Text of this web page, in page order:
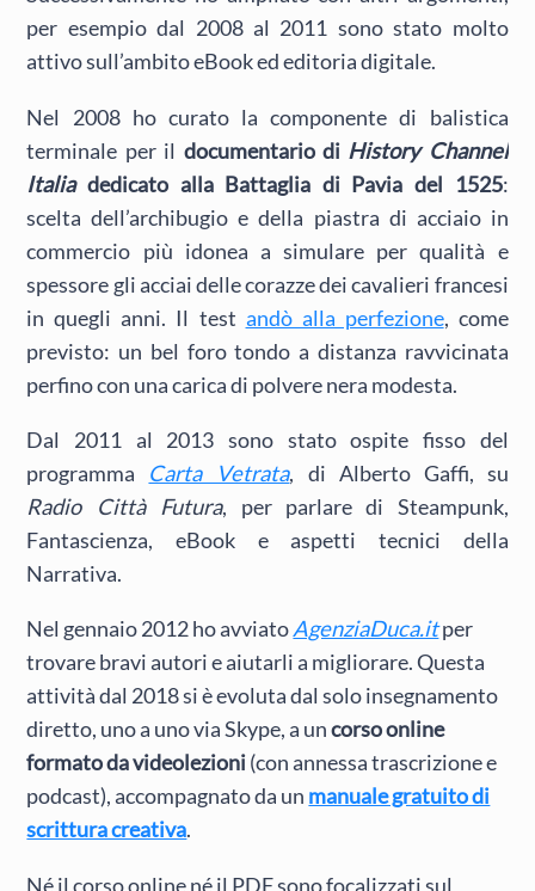
per esempio dal 2008 al 2011 sono stato molto
attivo sull’ambito eBook ed editoria digitale.
Nel 2008 ho curato la componente di balistica
terminale per il documentario di History Channel
Italiadedicato alla Battaglia di Pavia del 1525:
scelta dell’archibugio e della piastra di acciaio in
commercio più idonea a simulare per qualità e
spessore gli acciai delle corazze dei cavalieri francesi
in quegli anni. Il test andò alla perfezione, come
previsto: un bel foro tondo a distanza ravvicinata
perfino con una carica di polvere nera modesta.
Dal 2011 al 2013 sono stato ospite fisso del
programma Carta Vetrata, di Alberto Gaffi, su
Radio Città Futura, per parlare di Steampunk,
Fantascienza, eBook e aspetti tecnici della
Narrativa.
Nel gennaio 2012 ho avviatoAgenziaDuca.itper
trovare bravi autori e aiutarli a migliorare. Questa
attività dal 2018 si è evoluta dal solo insegnamento
diretto, uno a uno via Skype, a uncorso online
formato da videolezioni(con annessa trascrizione e
podcast), accompagnato da un manuale gratuito di
scrittura creativa.
Né il corso online né il PDF sono focalizzati sul